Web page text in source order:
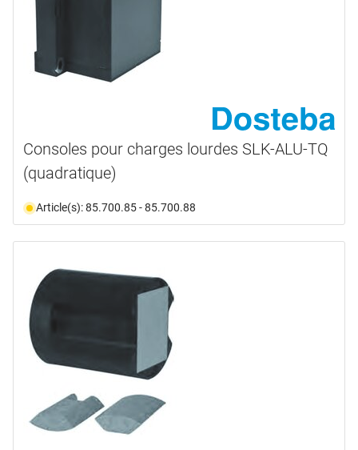
Consoles pour charges lourdes SLK-ALU-TQ
(quadratique)
Article(s): 85.700.85 - 85.700.88